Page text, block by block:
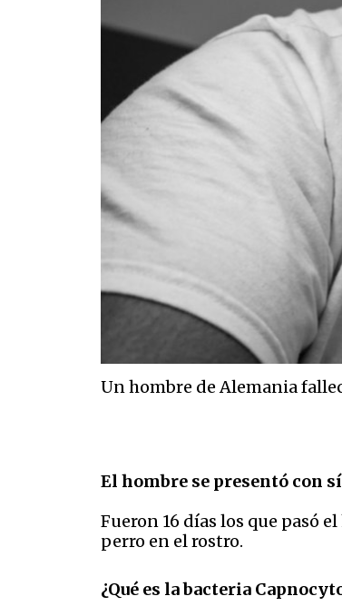
Un hombre de Alemania
El hombre se presentó con
Fueron 16 días los que pasó
perro en el rostro.
¿Qué es la bacteria